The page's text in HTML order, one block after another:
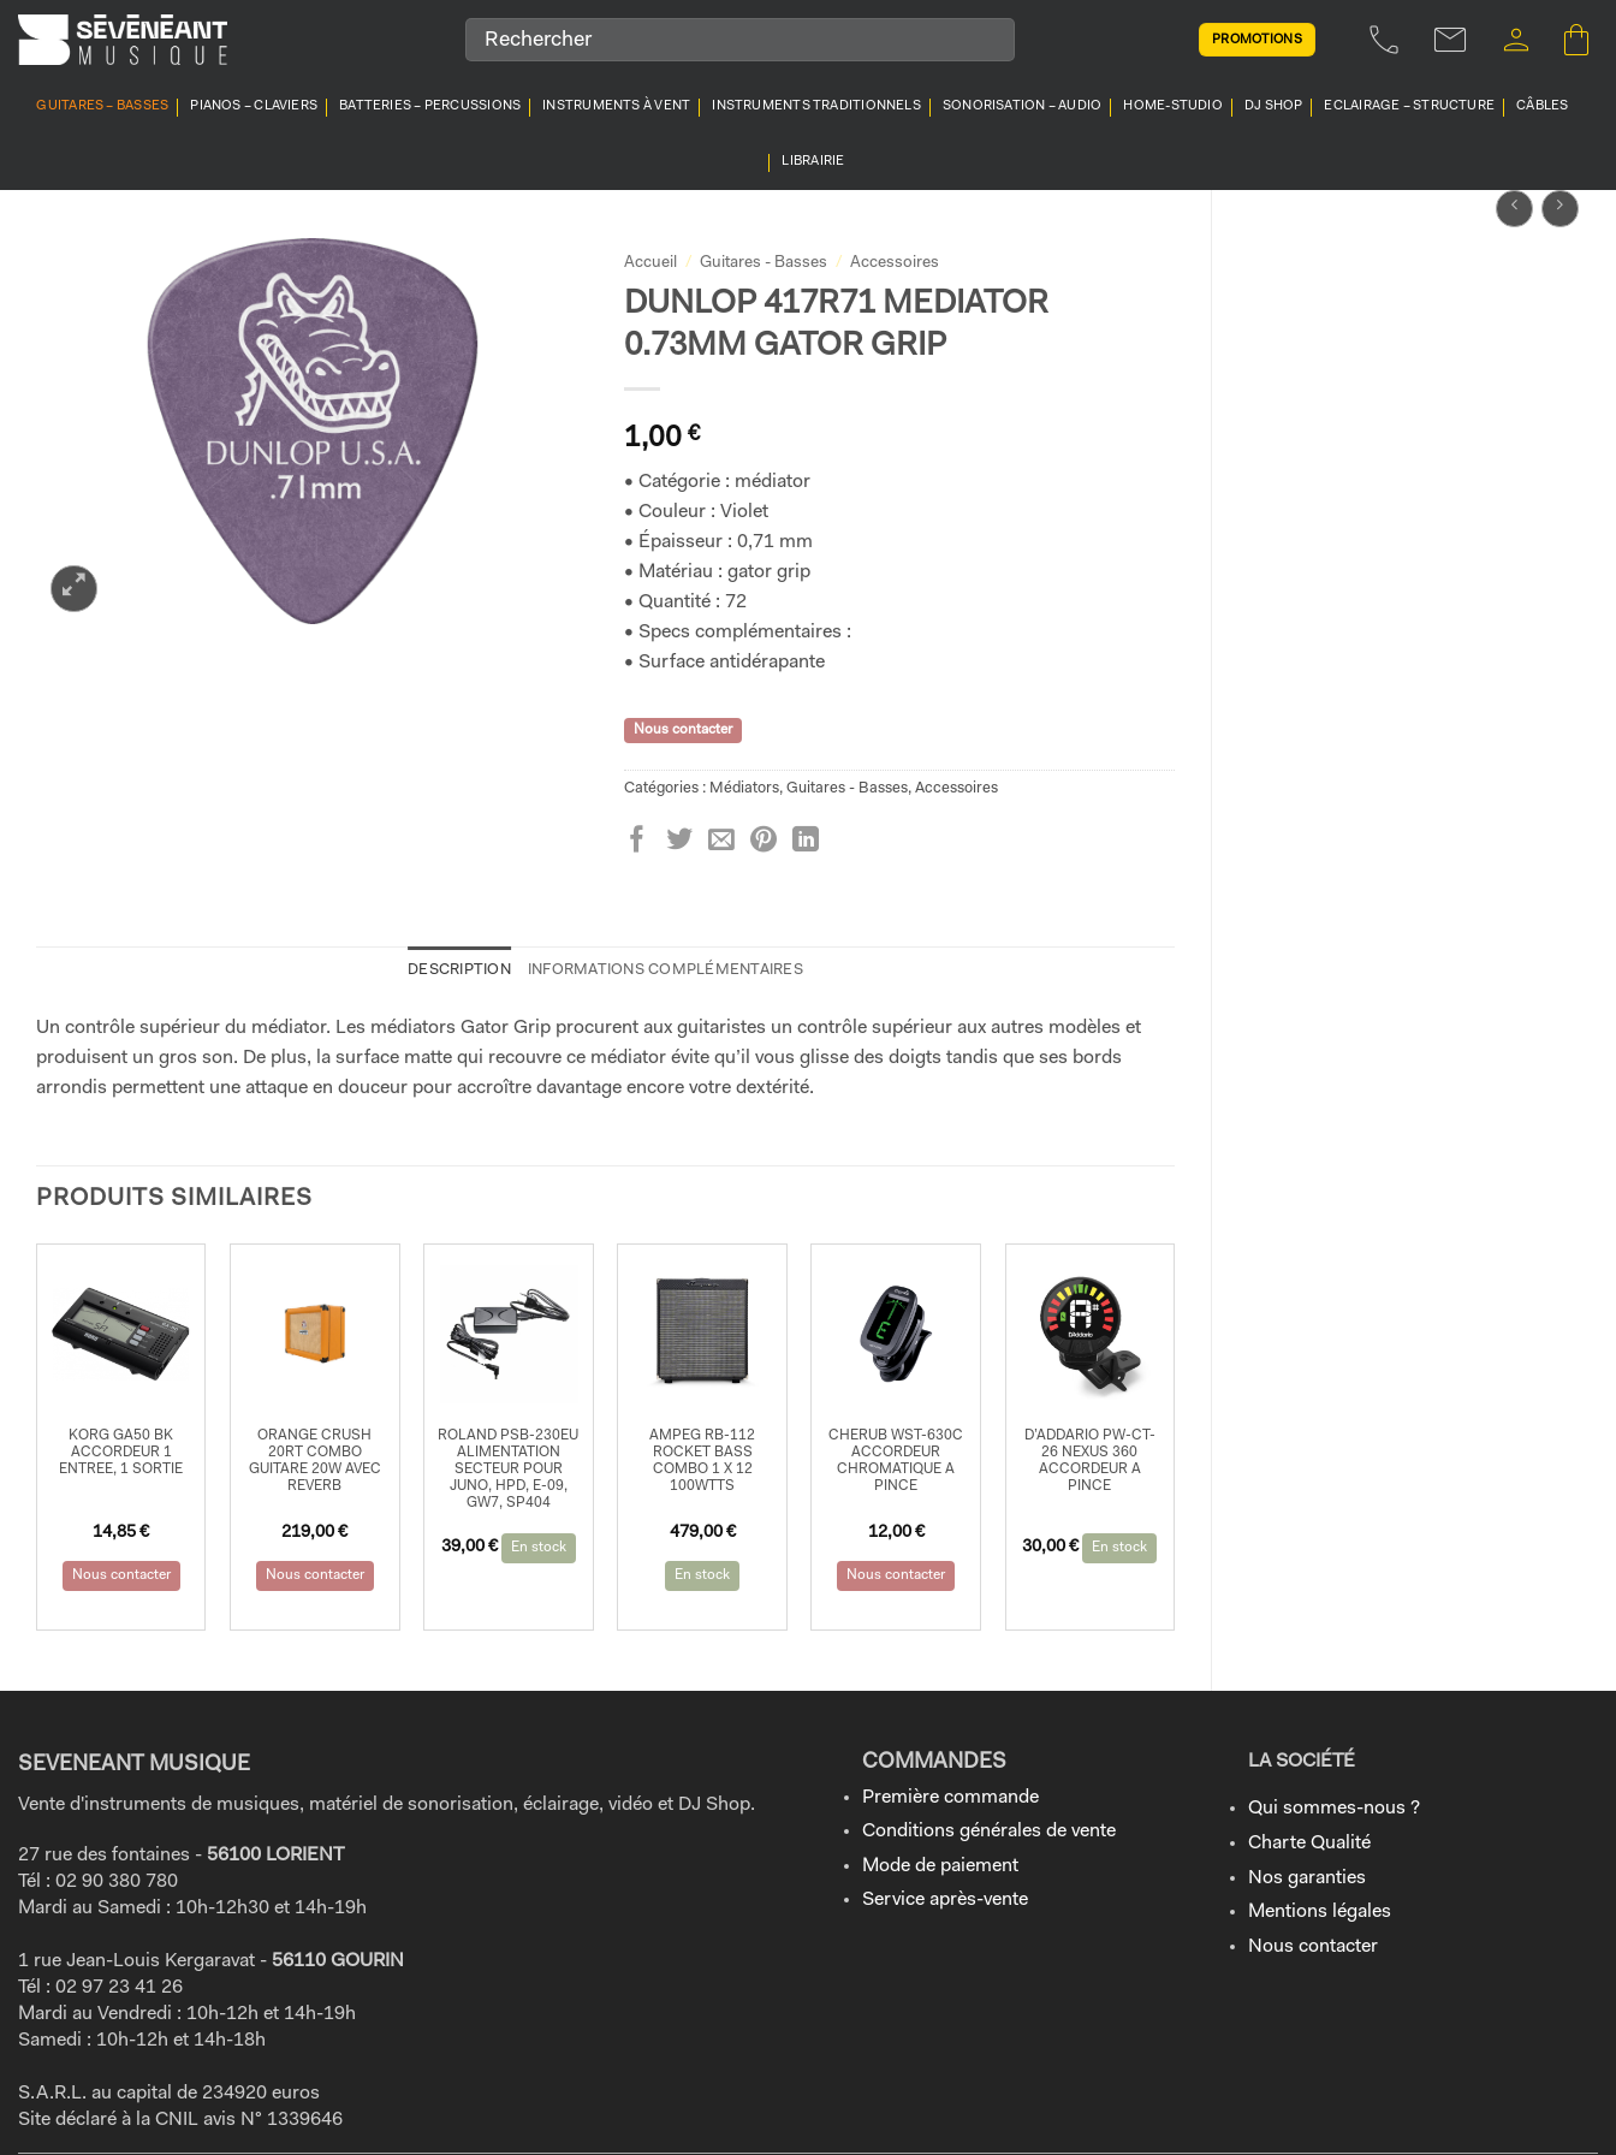
Passer
au
PROMOTIONS
GUITARES – BASSES PIANOS – CLAVIERS BATTERIES – PERCUSSIONS INSTRUMENTS À VENT INSTRUMENTS TRADITIONNELS SONORISATION – AUDIO HOME-STUDIO DJ SHOP ECLAIRAGE – STRUCTURE CÂBLES
LIBRAIRIE
Accueil / Guitares - Basses / Accessoires
DUNLOP 417R71 MEDIATOR
0.73MM GATOR GRIP
1,00 €
• Catégorie : médiator
• Couleur : Violet
• Épaisseur : 0,71 mm
• Matériau : gator grip
• Quantité : 72
• Specs complémentaires :
• Surface antidérapante
Nous contacter
Catégories : Médiators, Guitares - Basses, Accessoires
DESCRIPTION INFORMATIONS COMPLÉMENTAIRES
Un contrôle supérieur du médiator. Les médiators Gator Grip procurent aux guitaristes un contrôle supérieur aux autres modèles et
produisent un gros son. De plus, la surface matte qui recouvre ce médiator évite qu’il vous glisse des doigts tandis que ses bords
arrondis permettent une attaque en douceur pour accroître davantage encore votre dextérité.
PRODUITS SIMILAIRES
KORG GA50 BK
ACCORDEUR 1
ENTREE, 1 SORTIE
14,85€
Nous contacter
ORANGE CRUSH
20RT COMBO
GUITARE 20W AVEC
REVERB
219,00€
Nous contacter
ROLAND PSB-230EU
ALIMENTATION
SECTEUR POUR
JUNO, HPD, E-09,
GW7, SP404
39,00 € En stock
AMPEG RB-112
ROCKET BASS
COMBO 1 X 12
100WTTS
479,00 €
En stock
CHERUB WST-630C
ACCORDEUR
CHROMATIQUE A
PINCE
12,00 €
Nous contacter
D’ADDARIO PW-CT-
26 NEXUS 360
ACCORDEUR A
PINCE
30,00€ En stock
SEVENEANT MUSIQUE
Vente d'instruments de musiques, matériel de sonorisation, éclairage, vidéo et DJ Shop.
27 rue des fontaines - 56100 LORIENT
Tél : 02 90 380 780
Mardi au Samedi : 10h-12h30 et 14h-19h
1 rue Jean-Louis Kergaravat - 56110 GOURIN
Tél : 02 97 23 41 26
Mardi au Vendredi : 10h-12h et 14h-19h
Samedi : 10h-12h et 14h-18h
S.A.R.L. au capital de 234920 euros
Site déclaré à la CNIL avis N° 1339646
COMMANDES
Première commande
Conditions générales de vente
Mode de paiement
Service après-vente
LA SOCIÉTÉ
Qui sommes-nous ?
Charte Qualité
Nos garanties
Mentions légales
Nous contacter